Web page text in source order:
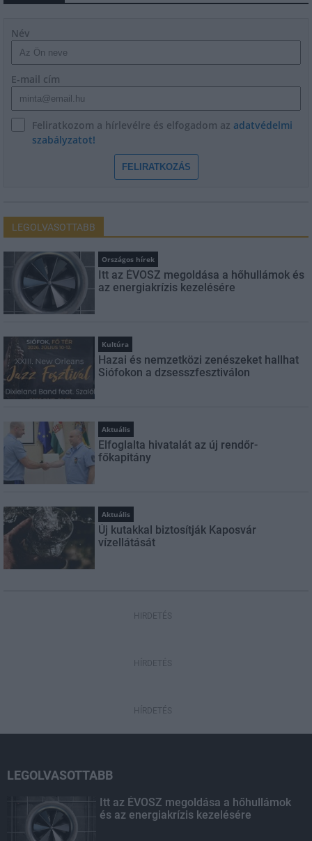
Név
E-mail cím
Feliratkozom a hírlevélre és elfogadom az adatvédelmi
szabályzatot!
FELIRATKOZÁS
LEGOLVASOTTABB
Országos hírek
Itt az ÉVOSZ megoldása a hőhullámok és
az energiakrízis kezelésére
Kultúra
Hazai és nemzetközi zenészeket hallhat
Siófokon a dzsesszfesztiválon
Aktuális
Elfoglalta hivatalát az új rendőr-
főkapitány
Aktuális
Új kutakkal biztosítják Kaposvár
vízellátását
HIRDETÉS
HÍRDETÉS
HÍRDETÉS
LEGOLVASOTTABB
Itt az ÉVOSZ megoldása a hőhullámok
és az energiakrízis kezelésére